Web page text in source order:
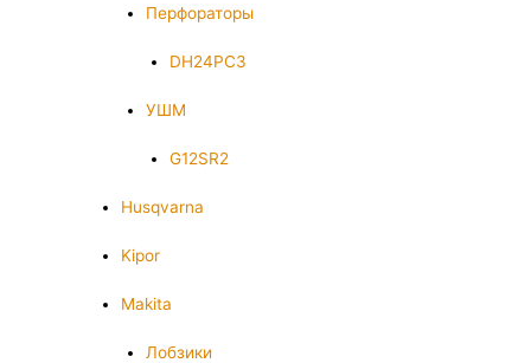
Перфораторы
DH24PC3
УШМ
G12SR2
Husqvarna
Kipor
Makita
Лобзики